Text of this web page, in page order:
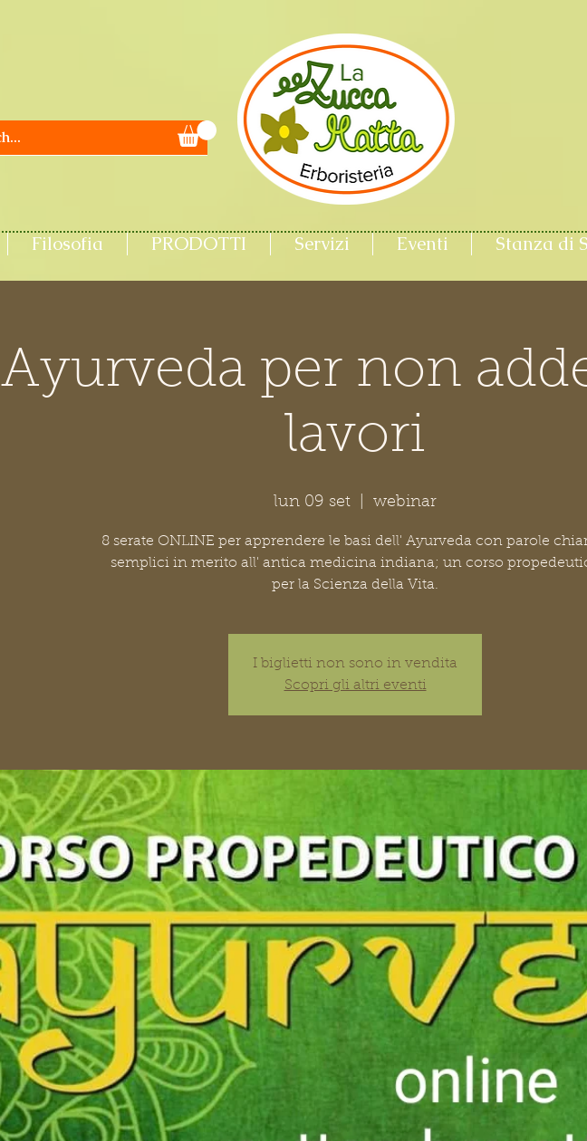
Filosofia PRODOTTI Servizi Eventi Stanza di
Ayurveda per non
lavori
lun 09 set webinar
8 serate ONLINE per apprendere le basi dell' Ayurveda con parole
semplici in merito all' antica medicina indiana; un corso
per la Scienza della Vita.
I biglietti non sono in vendita
Scopri gli altri eventi